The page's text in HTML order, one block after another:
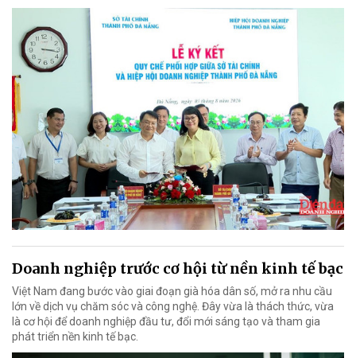
Doanh nghiệp trước cơ hội từ nền kinh tế bạc
Việt Nam đang bước vào giai đoạn già hóa dân số, mở ra nhu cầu
lớn về dịch vụ chăm sóc và công nghệ. Đây vừa là thách thức, vừa
là cơ hội để doanh nghiệp đầu tư, đổi mới sáng tạo và tham gia
phát triển nền kinh tế bạc.